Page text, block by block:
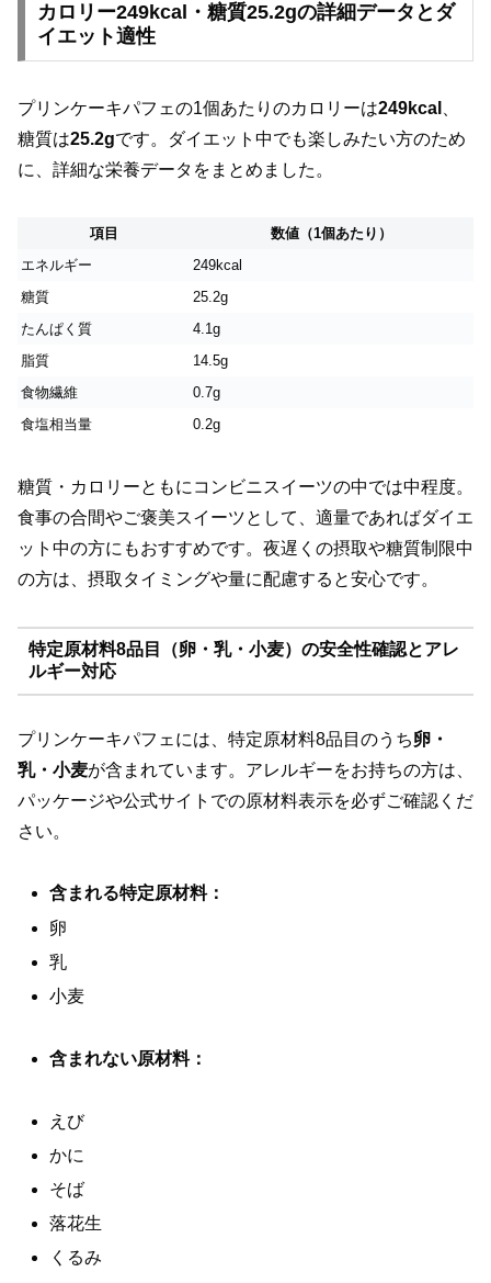
カロリー249kcal・糖質25.2gの詳細データとダ
イエット適性
プリンケーキパフェの1個あたりのカロリーは249kcal
糖質は25.2gです。ダイエット中でも楽しみたい方のため
に、詳細な栄養データをまとめました。
項目
数値（1個あたり）
エネルギー
249kcal
糖質
25.2g
たんぱく質
4.1g
脂質
14.5g
食物繊維
0.7g
食塩相当量
0.2g
糖質・カロリーともにコンビニスイーツの中では中程度。
食事の合間やご褒美スイーツとして、適量であればダイエ
ット中の方にもおすすめです。夜遅くの摂取や糖質制限中
の方は、摂取タイミングや量に配慮すると安心です。
特定原材料8品目（卵・乳・小麦）の安全性確認とアレ
ルギー対応
プリンケーキパフェには、特定原材料8品目のうち卵・
乳・小麦が含まれています。アレルギーをお持ちの方は、
パッケージや公式サイトでの原材料表示を必ずご確認くだ
さい。
含まれる特定原材料：
卵
乳
小麦
含まれない原材料：
えび
かに
そば
落花生
くるみ